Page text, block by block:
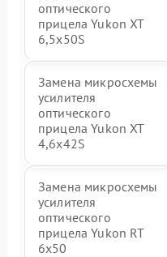
оптического
прицела Yukon XT
6,5x50S
Замена микросхемы
усилителя
оптического
прицела Yukon XT
4,6x42S
Замена микросхемы
усилителя
оптического
прицела Yukon RT
6x50